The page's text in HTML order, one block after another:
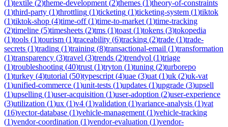
(1)textile (2)theme-development (2)themes (1)theory-of-constraints
(1)third-party (1)throttling (1)ticketing (1)ticketing-system (1)tiktok
(1)tiktok-shop (4)time-off(1)time-to-market (1)time-tracking
(2)timeline (5)timesheets (2)tms (1)toast (1)tokens (3)tokopedia
(1)tools (1)tourism (1)traceability (6)tracking (2)trade (1)trade-
secrets (1)trading (1)training (8)transactional-email (1)transformation
(1)transparency (3)travel (3)trends (2)trendyol (1)triage
(1)troubleshooting (40)trust (1)tryton (1)tuning (2)turborepo
(1)turkey (4)tutorial (50)typescript (4)uae (3)uat (1)uk (2)uk-vat
(1)unified-commerce (1)unit-tests (1)updates (1)upgrade (3)upsell
(1)upselling (1)user-acquisition (1)user-adoption (2)user-experience
(3)utilization (1)ux (1)v4 (1)validation (1)variance-analysis (1)vat
(16)vector-database (1)vehicle-management (1)vehicle-tracking
(1)vendor-coordination (1)vendor-evaluation (1)vendor-